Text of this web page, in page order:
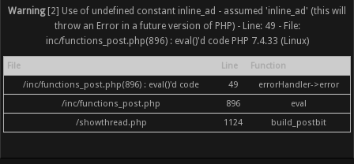
Warning[2] Use of undefined constant inline_ad - assumed 'inline_ad' (this will
throw an Error in a future version of PHP) - Line: 49 - File:
inc/functions_post.php(896) : eval()'d code PHP 7.4.33 (Linux)
File Line
Function
/inc/functions_post.php(896) : eval()'d code
49
errorHandler->error
/inc/functions_post.php
896
eval
/showthread.php
1124 build_postbit